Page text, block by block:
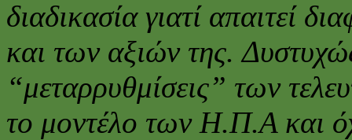
διαδικασία γιατί απαιτεί
και των αξιών της.
“μεταρρυθμίσεις” των
το μοντέλο των Η.Π.Α και